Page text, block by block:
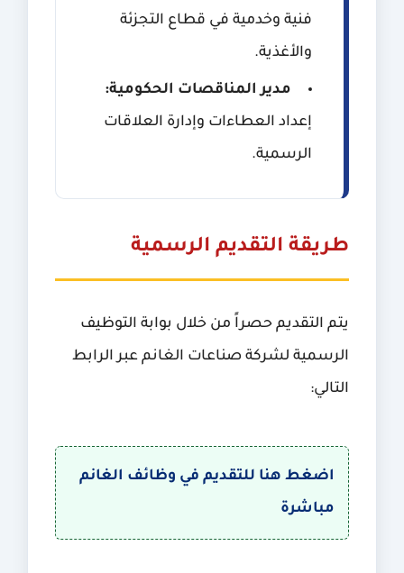
فنية وخدمية في قطاع التجزئة
والأغذية.
مدير المناقصات الحكومية:
إعداد العطاءات وإدارة العلاقات
الرسمية.
طريقة التقديم الرسمية
يتم التقديم حصراً من خلال بوابة التوظيف
الرسمية لشركة صناعات الغانم عبر الرابط
التالي:
اضغط هنا للتقديم في وظائف الغانم
مباشرة